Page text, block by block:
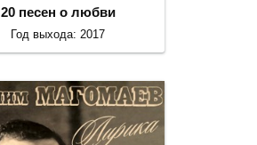
20 песен о любви
Год выхода: 2017